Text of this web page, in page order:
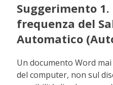
Suggerimento 1.
frequenza del
Automatico
Un documento Word
del computer, non sul